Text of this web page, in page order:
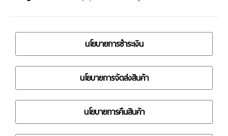
นโยบายการชำระเงิน
นโยบายการจัดส่งสินค้า
นโยบายการคืนสินค้า